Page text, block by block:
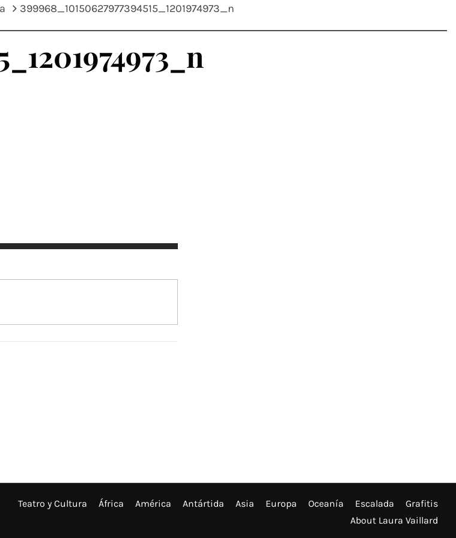
399968_10150627977394515_1201974973_n
Teatro y Cultura África América Antártida Asia Europa Oceanía Escalada
Grafitis
About Laura Vaillard